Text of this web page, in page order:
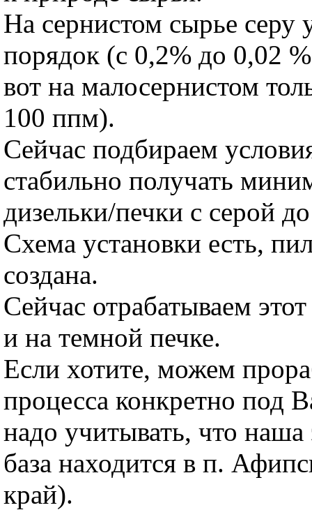
На сернистом сырье серу
порядок (с 0,2% до 0,02
вот на малосернистом
100 ппм).
Сейчас подбираем
стабильно получать
дизельки/печки с серой
Схема установки есть,
создана.
Сейчас отрабатываем
и на темной печке.
Если хотите, можем
процесса конкретно под
надо учитывать, что наша
база находится в п.
край).